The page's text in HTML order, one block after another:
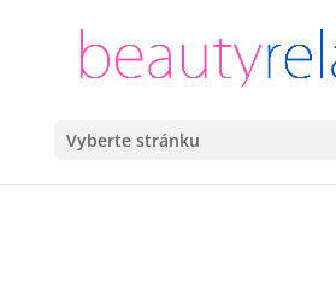
Vyberte stránku